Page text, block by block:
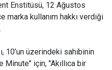
Enstitüsü, 12 Ağustos
marka kullanım hakkı verdiği
10’un üzerindeki sahibinin
Minute" için, "Akıllıca bir